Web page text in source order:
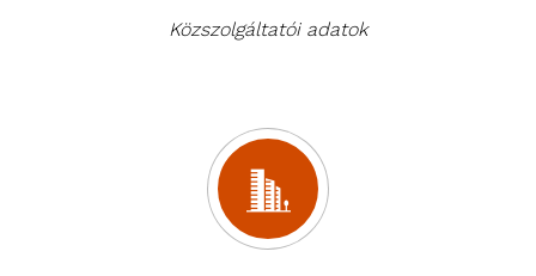
Közszolgáltatói adatok